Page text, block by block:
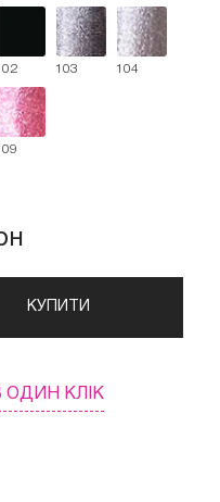
103 104
КУПИТИ
ОДИН КЛІК